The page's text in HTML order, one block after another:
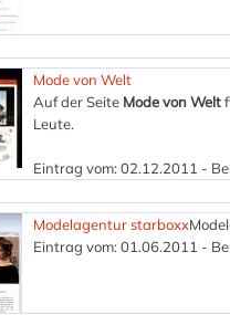
Mode von Welt
Auf der Seite Mode von Welt
Leute.
Eintrag vom: 02.12.2011 -
Modelagentur starboxx
Eintrag vom: 01.06.2011 -